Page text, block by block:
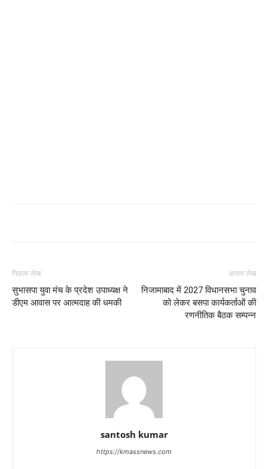
पिछला लेख
सुभासपा युवा मंच के प्रदेश उपाध्यक्ष ने
डीएम आवास पर आत्मदाह की धमकी
अगला लेख
निजामाबाद में 2027 विधानसभा चुनाव
को लेकर बसपा कार्यकर्ताओं की
रणनीतिक बैठक सम्पन्न
santosh kumar
https://kmassnews.com